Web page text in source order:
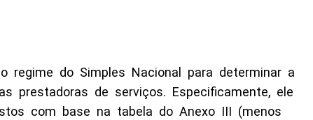
regime do Simples Nacional para determinar a
prestadoras de serviços. Especificamente, ele
com base na tabela do Anexo III (menos